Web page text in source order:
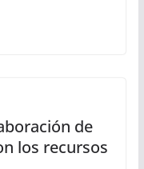
de
los recursos